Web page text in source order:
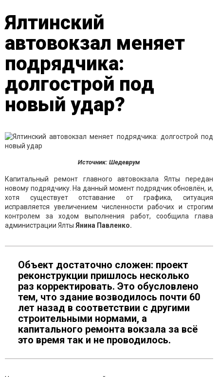
Ялтинский
автовокзал меняет
подрядчика:
долгострой под
новый удар?
Источник: Шедеврум
Капитальный ремонт главного автовокзала Ялты передан
новому подрядчику. На данный момент подрядчик обновлён, и,
хотя существует отставание от графика, ситуация
исправляется увеличением численности рабочих и строгим
контролем за ходом выполнения работ, сообщила глава
администрации Ялты Янина Павленко.
Объект достаточно сложен: проект
реконструкции пришлось несколько
раз корректировать. Это обусловлено
тем, что здание возводилось почти 60
лет назад в соответствии с другими
строительными нормами, а
капитального ремонта вокзала за всё
это время так и не проводилось.